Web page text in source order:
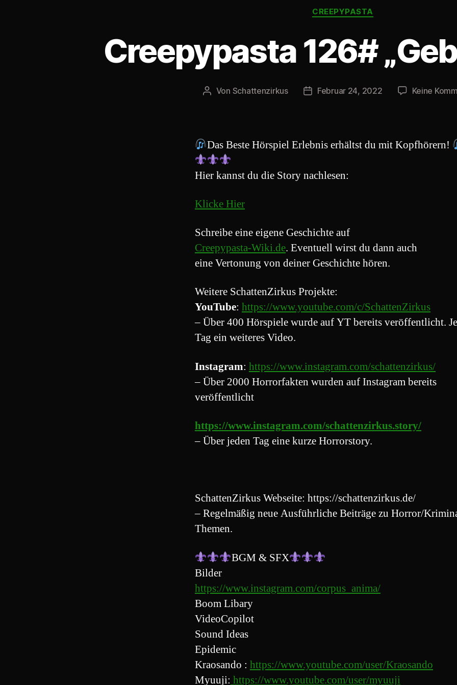
Kategorien
CREEPYPASTA
Creepypasta 126#
Beitragsautor
Von Schattenzirkus Beitragsdatum
Februar 24, 2022 Keine
Das Beste Hörspiel Erlebnis erhältst du mit Kopfhörern!
Hier kannst du die Story nachlesen:
Klicke Hier
Schreibe eine eigene Geschichte auf
Creepypasta-Wiki.de. Eventuell wirst du dann auch
eine Vertonung von deiner Geschichte hören.
Weitere SchattenZirkus Projekte:
YouTube: https://www.youtube.com/c/SchattenZirkus
– Über 400 Hörspiele wurde auf YT bereits veröffentlicht.
Tag ein weiteres Video.
Instagram: https://www.instagram.com/schattenzirkus/
– Über 2000 Horrorfakten wurden auf Instagram bereits
veröffentlicht
https://www.instagram.com/schattenzirkus.story/
– Über jeden Tag eine kurze Horrorstory.
SchattenZirkus Webseite: https://schattenzirkus.de/
– Regelmäßig neue Ausführliche Beiträge zu Horror/
Themen.
BGM & SFX
Bilder
https://www.instagram.com/corpus_anima/
Boom Libary
VideoCopilot
Sound Ideas
Epidemic
Kraosando : https://www.youtube.com/user/Kraosando
Myuuji: https://www.youtube.com/user/myuuji